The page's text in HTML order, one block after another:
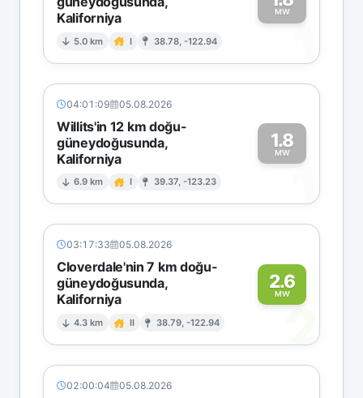
Kaliforniya
5.0 km I 38.78, -122.94
MW
1
04:01:09 05.08.2026
Willits'in 12 km doğu-
güneydoğusunda,
Kaliforniya
6.9 km I 39.37, -123.23
1.8
MW
1
03:17:33 05.08.2026
Cloverdale'nin 7 km doğu-
güneydoğusunda,
Kaliforniya
4.3 km II 38.79, -122.94
2.6
MW
2
02:00:04 05.08.2026